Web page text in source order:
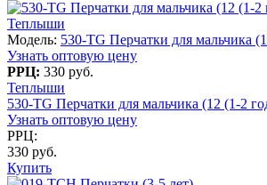
Теплыши
Модель: 530-TG Перчатки для мальчика
Узнать оптовую цену
РРЦ: 330 руб.
Теплыши
530-TG Перчатки для мальчика (12 (1-2
Узнать оптовую цену
РРЦ:
330 руб.
Купить